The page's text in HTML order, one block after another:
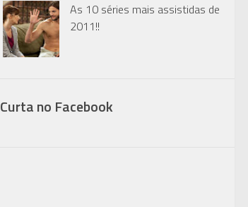
As 10 séries mais assistidas de
2011!!
Curta no Facebook